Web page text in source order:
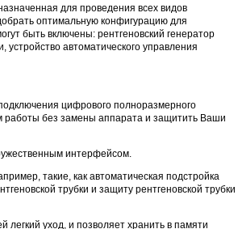
для проведения всех видов
оптимальную конфигурацию для
быть включены: рентгеновский генератор
автоматического управления
цифрового полноразмерного
работы без замены аппарата и защитить Ваши
интерфейсом.
такие, как автоматическая подстройка
трубки и защиту рентгеновской трубки
уход, и позволяет хранить в памяти